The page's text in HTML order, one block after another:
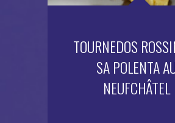
TOURNEDOS
SA POLENTA
NEUFCHÂTEL